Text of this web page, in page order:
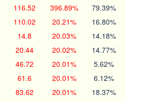
116.52 396.89% 79.39%
110.02 20.21% 16.80%
14.8 20.03% 14.18%
20.44 20.02% 14.77%
46.72 20.01% 5.62%
61.6 20.01% 6.12%
83.62 20.01% 18.37%